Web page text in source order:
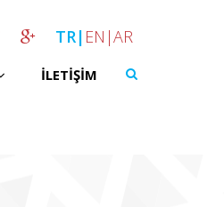
TR| EN |AR
İLETIŞIM